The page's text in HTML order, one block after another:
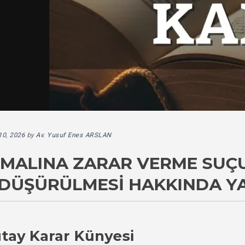
2026byAv. Yusuf Enes ARSLAN
ZARAR VERME
HAKKINDA
Karar Künyesi